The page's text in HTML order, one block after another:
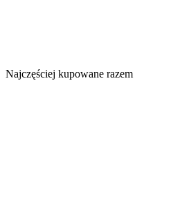
Najczęściej kupowane razem